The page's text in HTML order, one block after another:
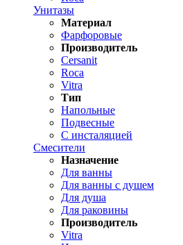
Унитазы
Материал
Фарфоровые
Производитель
Cersanit
Roca
Vitra
Тип
Напольные
Подвесные
С инсталяцией
Смесители
Назначение
Для ванны
Для ванны с душем
Для душа
Для раковины
Производитель
Vitra